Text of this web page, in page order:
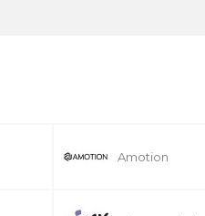
Amotion